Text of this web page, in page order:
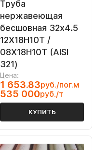
Труба
нержавеющая
бесшовная 32х4.5
12Х18Н10Т /
08Х18Н10Т (AISI
321)
Цена:
1 653.83руб./пог.м
535 000руб./т
КУПИТЬ